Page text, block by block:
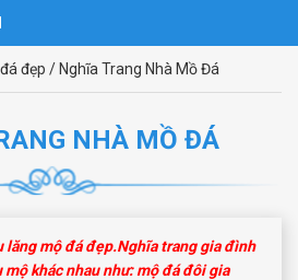
đẹp / Nghĩa Trang Nhà Mồ Đá
NHÀ MỒ ĐÁ
lăng mộ đá đẹp.Nghĩa trang gia đình
mộ khác nhau như: mộ đá đôi gia